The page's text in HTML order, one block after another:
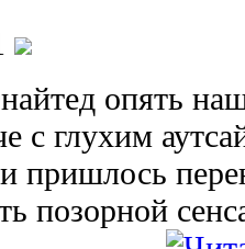
опять
с глухим
пришлось
позорной